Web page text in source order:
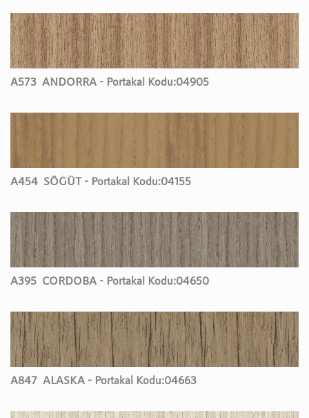
A573 ANDORRA - Portakal Kodu:04905
A454 SÖĞÜT - Portakal Kodu:04155
A395 CORDOBA - Portakal Kodu:04650
A847 ALASKA - Portakal Kodu:04663